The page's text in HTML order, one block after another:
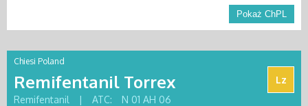
Pokaż ChPL
Chiesi Poland
Remifentanil Torrex
Lz
Remifentanil
| ATC: N 01 AH 06